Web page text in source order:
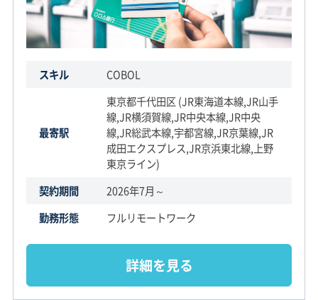
スキル COBOL
最寄駅
東京都千代田区 (JR東海道本線,JR山手
線,JR横須賀線,JR中央本線,JR中央
線,JR総武本線,宇都宮線,JR京葉線,JR
成田エクスプレス,JR京浜東北線,上野
東京ライン)
契約期間
2026年7月～
勤務形態
フルリモートワーク
詳細を見る